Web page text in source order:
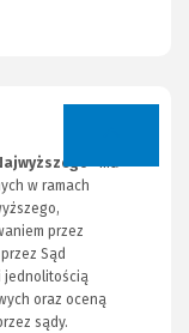
ma
w ramach
przez
Sąd
jednolitością
oraz oceną
sądy.